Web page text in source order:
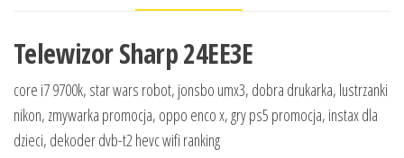
Telewizor Sharp 24EE3E
core i7 9700k, star wars robot, jonsbo umx3, dobra drukarka, lustrzanki
nikon, zmywarka promocja, oppo enco x, gry ps5 promocja, instax dla
dzieci, dekoder dvb-t2 hevc wifi ranking